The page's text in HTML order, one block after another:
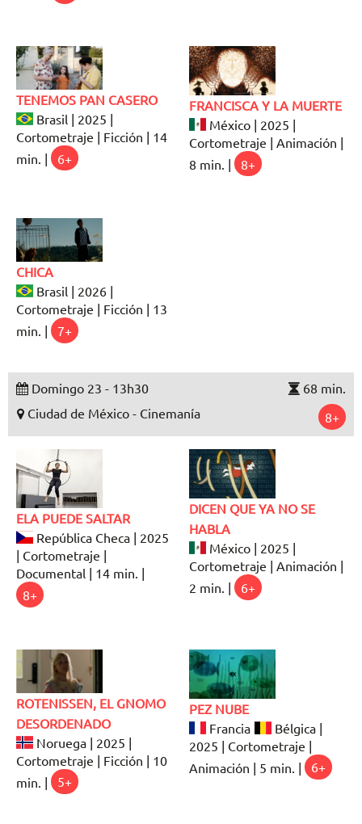
TENEMOS PAN CASERO
Brasil | 2025 |
Cortometraje | Ficción | 14
min. |
6+
FRANCISCA Y LA MUERTE
México | 2025 |
Cortometraje | Animación |
8 min. |
8+
CHICA
Brasil | 2026 |
Cortometraje | Ficción | 13
min. |
7+
Domingo 23 - 13h30
68 min.
Ciudad de México - Cinemanía
8+
ELA PUEDE SALTAR
República Checa | 2025
| Cortometraje |
Documental | 14 min. |
8+
DICEN QUE YA NO SE
HABLA
México | 2025 |
Cortometraje | Animación |
2 min. |
6+
ROTENISSEN, EL GNOMO
DESORDENADO
Noruega | 2025 |
Cortometraje | Ficción | 10
min. |
5+
PEZ NUBE
Francia
Bélgica |
2025 | Cortometraje |
Animación | 5 min. |
6+